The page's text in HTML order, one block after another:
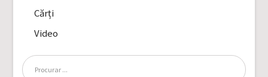
Cărți
Video